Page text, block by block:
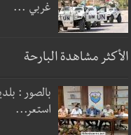
غربي ...
الأكثر مشاهدة البارحة
بالصور :
استعر...